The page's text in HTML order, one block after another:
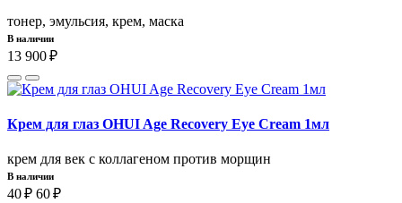
тонер, эмульсия, крем, маска
В наличии
13 900 ₽
Крем для глаз OHUI Age Recovery Eye Cream 1мл
крем для век с коллагеном против морщин
В наличии
40 ₽ 60 ₽